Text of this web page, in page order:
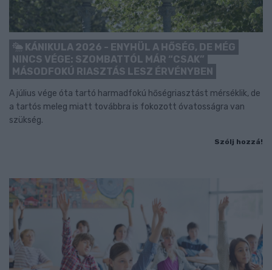
KÁNIKULA 2026 - ENYHÜL A HŐSÉG, DE MÉG
NINCS VÉGE: SZOMBATTÓL MÁR “CSAK”
MÁSODFOKÚ RIASZTÁS LESZ ÉRVÉNYBEN
A július vége óta tartó harmadfokú hőségriasztást mérséklik, de
a tartós meleg miatt továbbra is fokozott óvatosságra van
szükség.
Szólj hozzá!